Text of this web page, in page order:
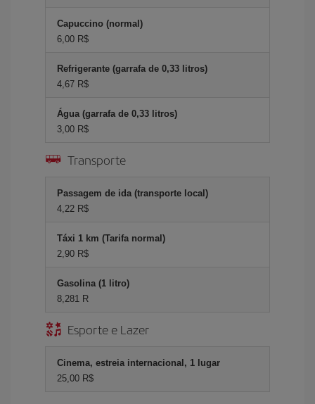
Capuccino (normal)
6,00 R$
Refrigerante (garrafa de 0,33 litros)
4,67 R$
Água (garrafa de 0,33 litros)
3,00 R$
Transporte
Passagem de ida (transporte local)
4,22 R$
Táxi 1 km (Tarifa normal)
2,90 R$
Gasolina (1 litro)
8,281 R
Esporte e Lazer
Cinema, estreia internacional, 1 lugar
25,00 R$